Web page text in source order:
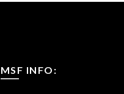
MSF INFO: